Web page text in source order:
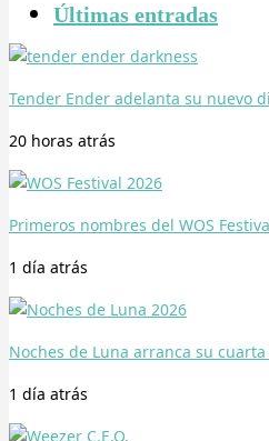
Últimas entradas
Tender Ender adelanta su nuevo
20 horas atrás
Primeros nombres del WOS
1 día atrás
Noches de Luna arranca su
1 día atrás